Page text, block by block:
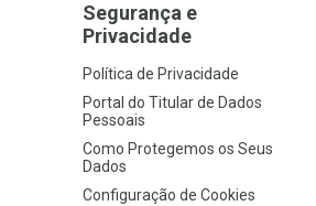
Segurança e
Privacidade
Política de Privacidade
Portal do Titular de Dados
Pessoais
Como Protegemos os Seus
Dados
Configuração de Cookies